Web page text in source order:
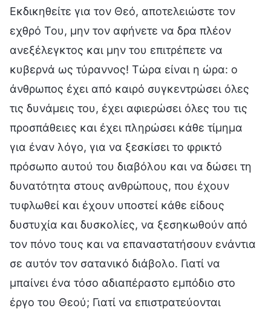
Εκδικηθείτε για τον Θεό, αποτελειώστε τον
εχθρό Του, μην τον αφήνετε να δρα πλέον
ανεξέλεγκτος και μην του επιτρέπετε να
κυβερνά ως τύραννος! Τώρα είναι η ώρα: ο
άνθρωπος έχει από καιρό συγκεντρώσει όλες
τις δυνάμεις του, έχει αφιερώσει όλες του τις
προσπάθειες και έχει πληρώσει κάθε τίμημα
για έναν λόγο, για να ξεσκίσει το φρικτό
πρόσωπο αυτού του διαβόλου και να δώσει τη
δυνατότητα στους ανθρώπους, που έχουν
τυφλωθεί και έχουν υποστεί κάθε είδους
δυστυχία και δυσκολίες, να ξεσηκωθούν από
τον πόνο τους και να επαναστατήσουν ενάντια
σε αυτόν τον σατανικό διάβολο. Γιατί να
μπαίνει ένα τόσο αδιαπέραστο εμπόδιο στο
έργο του Θεού; Γιατί να επιστρατεύονται